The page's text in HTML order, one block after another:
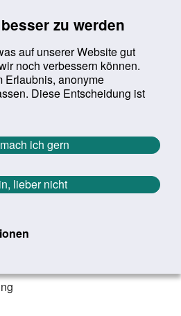
zu werden
auf unserer Website gut
noch verbessern können.
Erlaubnis, anonyme
Diese Entscheidung ist
ich gern
lieber nicht